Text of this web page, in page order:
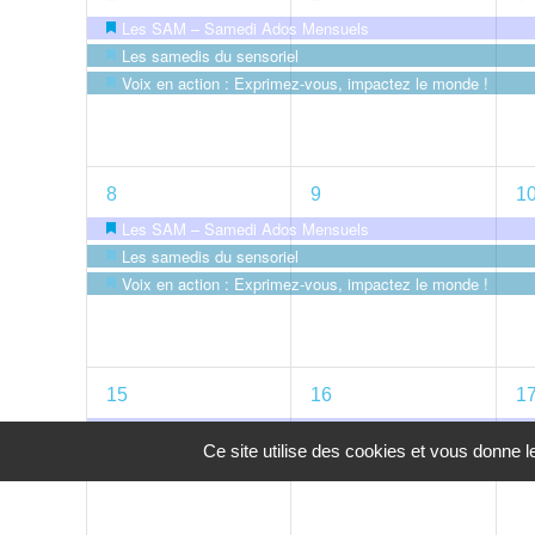
évènements,
Mis
en
Les SAM – Samedi Ados Mensuels
Mis
avant
Les samedis du sensoriel
Mis
avant
Voix en action : Exprimez-vous, impactez le monde !
évènements,
3
évènements,
8
Mis
en
Les SAM – Samedi Ados Mensuels
Mis
avant
Les samedis du sensoriel
Mis
avant
Voix en action : Exprimez-vous, impactez le monde !
3
évènements,
9
3
1
évènement,
15
Les SAM – Samedi Ados Mensuels
1
évènement,
16
1
17
Ce site utilise des cookies et vous donne